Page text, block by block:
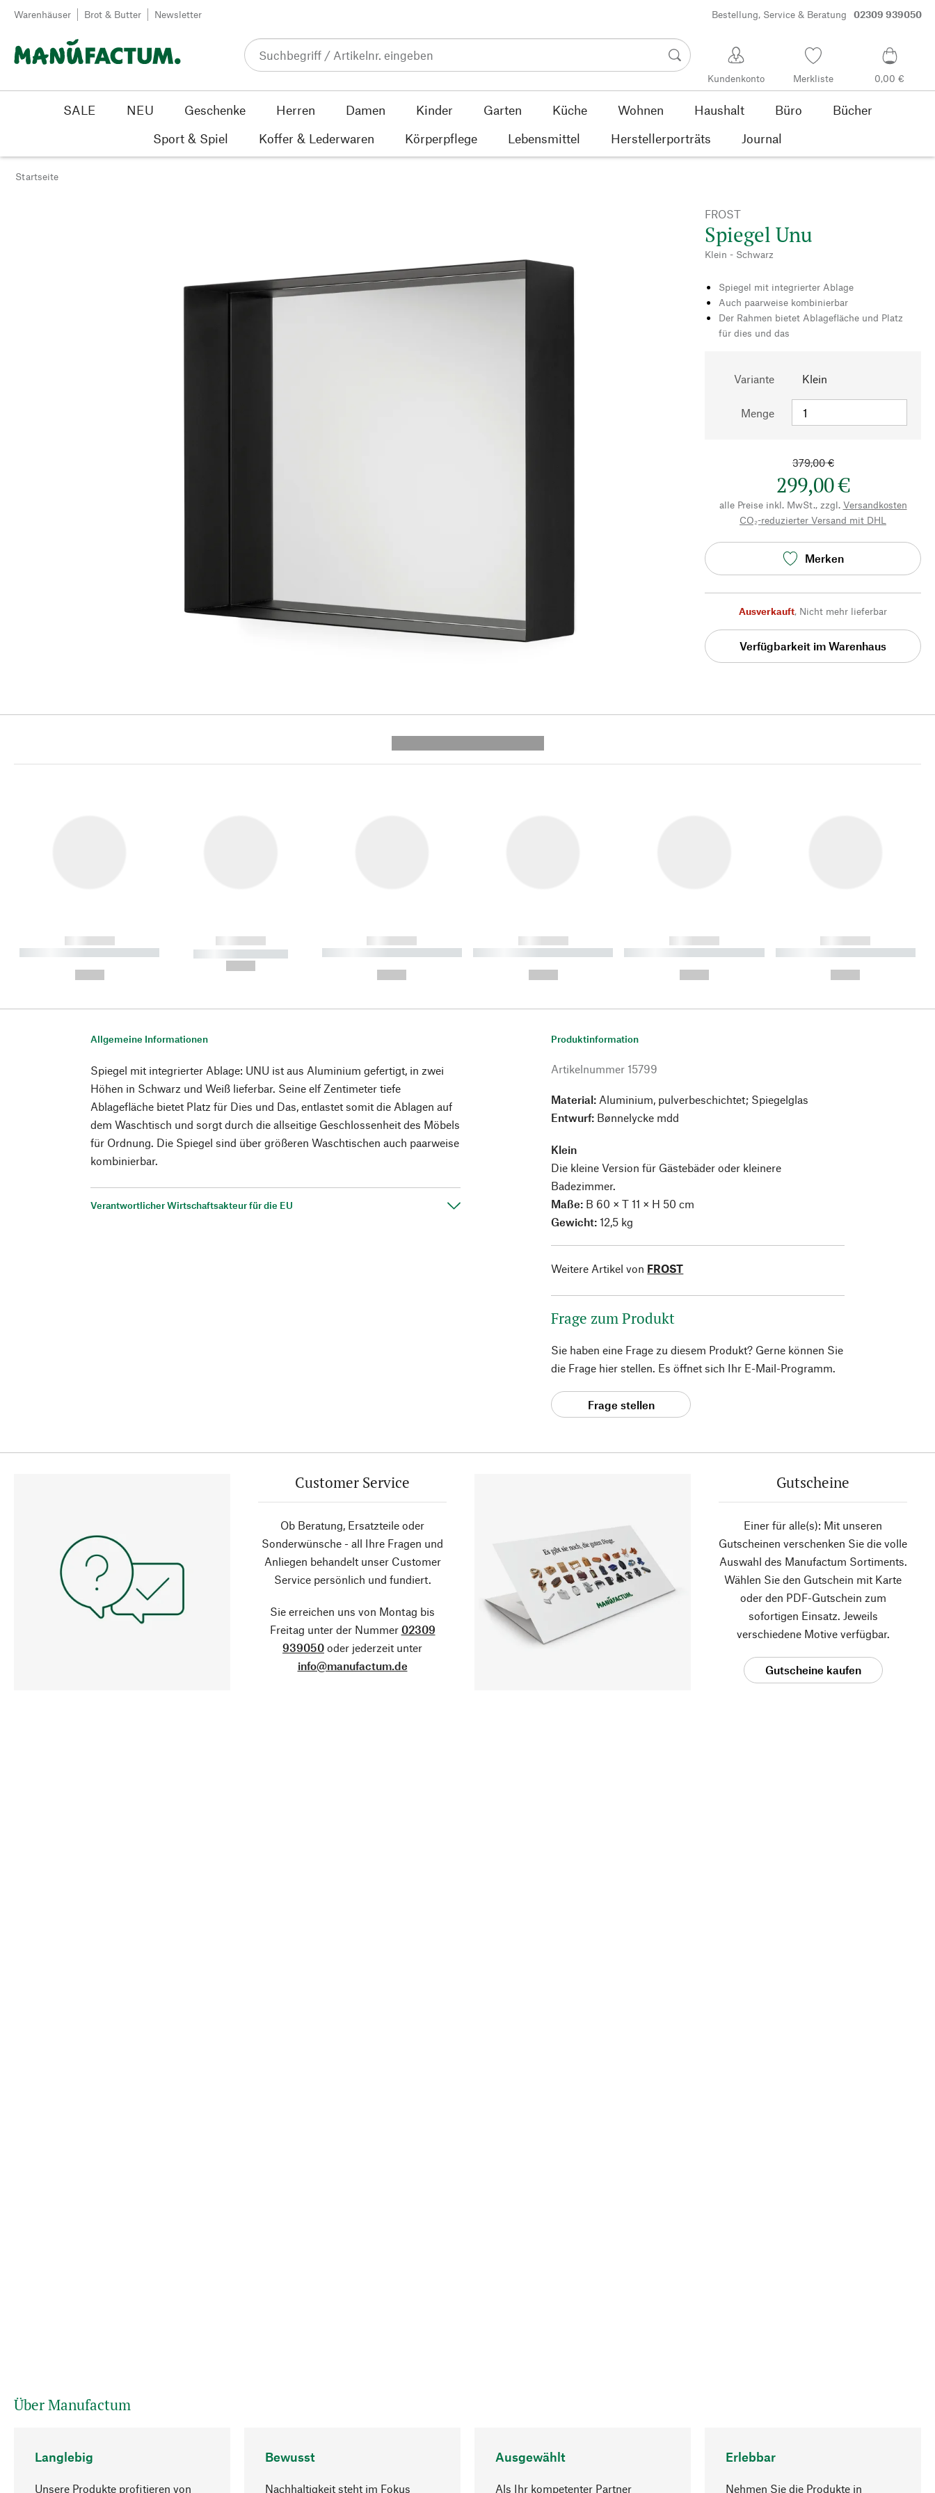
Zum Inhalt springen
Warenhäuser Brot & Butter Newsletter Bestellung, Service & Beratung 02309 939050
Kundenkonto Merkliste 0,00 €
SALE NEU Geschenke Herren Damen Kinder Garten Küche Wohnen Haushalt Büro
Bücher
Sport & Spiel
Koffer & Lederwaren Körperpflege Lebensmittel Herstellerporträts Journal
Startseite
FROST
Spiegel Unu
Klein - Schwarz
Spiegel mit integrierter Ablage
Auch paarweise kombinierbar
Der Rahmen bietet Ablagefläche und Platz
für dies und das
Variante Klein
Menge
379,00 €
299,00 €
alle Preise inkl. MwSt., zzgl. Versandkosten
CO₂-reduzierter Versand mit DHL
Merken
Ausverkauft, Nicht mehr lieferbar
Verfügbarkeit im Warenhaus
------------
----------- ----------- ----------
------------
----------- -----------
------------
----------- ----------- ----------
------------
----------- ----------- ----------
------------
----------- ----------- ----------
------------
----------- ----------- ----------
Allgemeine Informationen
Spiegel mit integrierter Ablage: UNU ist aus Aluminium gefertigt, in zwei
Höhen in Schwarz und Weiß lieferbar. Seine elf Zentimeter tiefe
Ablagefläche bietet Platz für Dies und Das, entlastet somit die Ablagen auf
dem Waschtisch und sorgt durch die allseitige Geschlossenheit des Möbels
für Ordnung. Die Spiegel sind über größeren Waschtischen auch paarweise
kombinierbar.
Verantwortlicher Wirtschaftsakteur für die EU
Produktinformation
Artikelnummer 15799
Material: Aluminium, pulverbeschichtet; Spiegelglas
Entwurf: Bønnelycke mdd
Klein
Die kleine Version für Gästebäder oder kleinere
Badezimmer.
Maße: B 60 × T 11 × H 50 cm
Gewicht: 12,5 kg
Weitere Artikel von FROST
Frage zum Produkt
Sie haben eine Frage zu diesem Produkt? Gerne können Sie
die Frage hier stellen. Es öffnet sich Ihr E-Mail-Programm.
Frage stellen
Customer Service
Ob Beratung, Ersatzteile oder
Sonderwünsche - all Ihre Fragen und
Anliegen behandelt unser Customer
Service persönlich und fundiert.
Sie erreichen uns von Montag bis
Freitag unter der Nummer 02309
939050 oder jederzeit unter
info@manufactum.de
Gutscheine
Einer für alle(s): Mit unseren
Gutscheinen verschenken Sie die volle
Auswahl des Manufactum Sortiments.
Wählen Sie den Gutschein mit Karte
oder den PDF-Gutschein zum
sofortigen Einsatz. Jeweils
verschiedene Motive verfügbar.
Gutscheine kaufen
Über Manufactum
Langlebig
Unsere Produkte profitieren von
Bewusst
Nachhaltigkeit steht im Fokus
Ausgewählt
Als Ihr kompetenter Partner
Erlebbar
Nehmen Sie die Produkte in